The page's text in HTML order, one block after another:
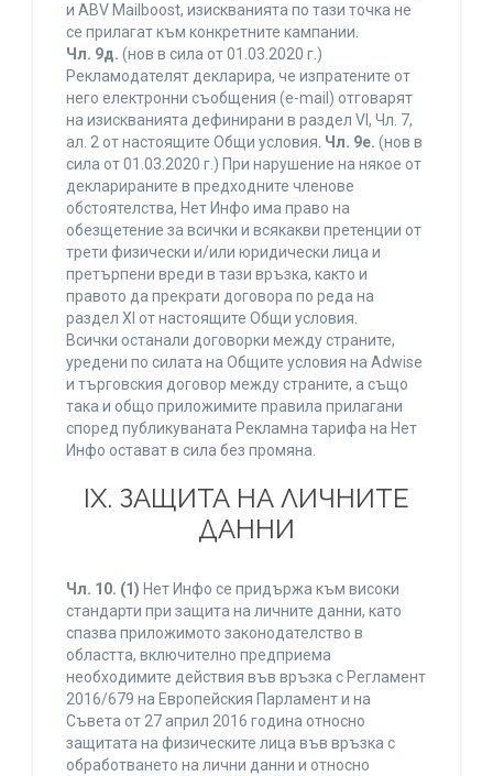
и ABV Mailboost, изискванията по тази точка не
се прилагат към конкретните кампании.
Чл. 9д. (нов в сила от 01.03.2020 г.)
Рекламодателят декларира, че изпратените от
него електронни съобщения (e-mail) отговарят
на изискванията дефинирани в раздел VI, Чл. 7,
ал. 2 от настоящите Общи условия. Чл. 9е. (нов в
сила от 01.03.2020 г.) При нарушение на някое от
декларираните в предходните членове
обстоятелства, Нет Инфо има право на
обезщетение за всички и всякакви претенции от
трети физически и/или юридически лица и
претърпени вреди в тази връзка, както и
правото да прекрати договора по реда на
раздел XI от настоящите Общи условия.
Всички останали договорки между страните,
уредени по силата на Общите условия на Adwise
и търговския договор между страните, а също
така и общо приложимите правила прилагани
според публикуваната Рекламна тарифа на Нет
Инфо остават в сила без промяна.
IХ. ЗАЩИТА НА ЛИЧНИТЕ
ДАННИ
Чл. 10. (1) Нет Инфо се придържа към високи
стандарти при защита на личните данни, като
спазва приложимото законодателство в
областта, включително предприема
необходимите действия във връзка с Регламент
2016/679 на Европейския Парламент и на
Съвета от 27 април 2016 година относно
защитата на физическите лица във връзка с
обработването на лични данни и относно